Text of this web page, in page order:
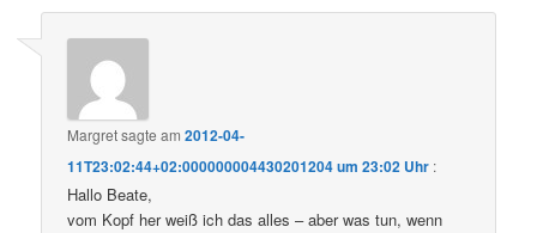
Margretsagte am2012-04-
11T23:02:44+02:000000004430201204 um 23:02 Uhr :
Hallo Beate,
vom Kopf her weiß ich das alles – aber was tun, wenn